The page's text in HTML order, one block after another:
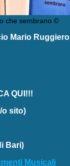
che sembrano ©
Mario Ruggiero
QUI!!!
o sito)
Bari)
Musicali